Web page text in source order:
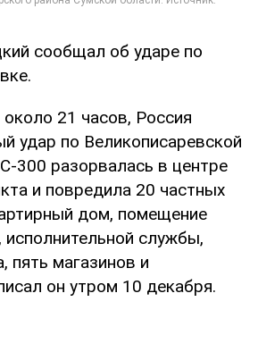
сообщал об ударе по
21 часов, Россия
удар по Великописаревской
300 разорвалась в центре
и повредила 20 частных
дом, помещение
исполнительной службы,
пять магазинов и
он утром 10 декабря.